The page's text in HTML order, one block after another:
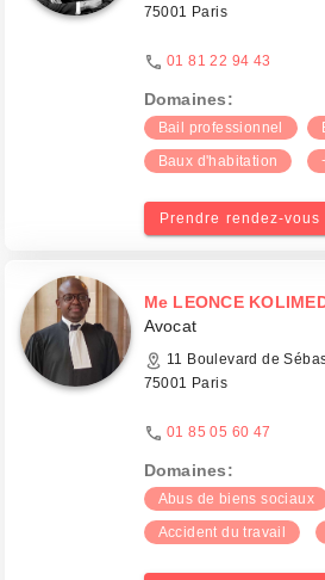
75001 Paris
01 81 22 94 43
Domaines:
Bail professionnel
Baux d'habitation
Prendre rendez-vous
Me LEONCE
Avocat
11 Boulevard de
75001 Paris
01 85 05 60 47
Domaines:
Abus de biens sociaux
Accident du travail